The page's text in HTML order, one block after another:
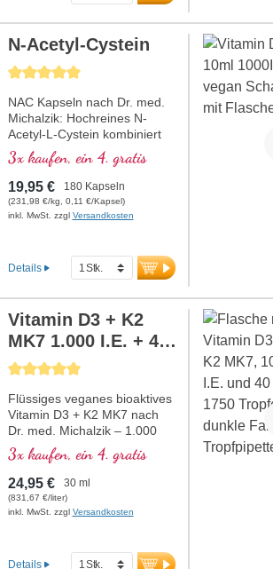
Durchschnittliche Bewertung von 5 von 5 Sternen
N-Acetyl-Cystein
NAC Kapseln nach Dr. med.
Michalzik: Hochreines N-
Acetyl-L-Cystein kombiniert
mit gepuffertem Vitamin C.
Frei von jeglichen
Zusatzstoffen und optimal
dosiert mit 600 mg NAC und
160 mg Vitamin C pro
verträglichem gepuffertem
Vitamin C. Hergestellt in
Deutschland unter strengsten
Qualitätsvorgaben –
laborgeprüft, ISO- und
HACCP-zertifiziert.
Aluminiumfreie Versiegelung.
Entwickelt von Ärzten mit
der Mikronährstoffproduktion.
mehr Informationen zu
NAC
3x kaufen, ein 4. gratis
19,95 € 180 Kapseln
(231,98 €/kg, 0,11 €/Kapsel)
inkl. MwSt. zzgl Versandkosten
Details
Durchschnittliche Bewertung von 5 von 5 Sternen
Vitamin D3 + K2
MK7 1.000 I.E. + 40
MCG Tropfen vegan
Flüssiges veganes bioaktives
Vitamin D3 + K2 MK7 nach
Dr. med. Michalzik – 1.000
Tropfen in 30 ml. Ein Tropfen
liefert 1.000 IE Vitamin D3
und 40 μg K2 (MK7 all-trans).
Höchste Premiumqualität aus
hochwertigem kontrollierten
besonders bioaktiver all-trans
3x kaufen, ein 4. gratis
24,95 € 30 ml
(831,67 €/liter)
inkl. MwSt. zzgl Versandkosten
Details